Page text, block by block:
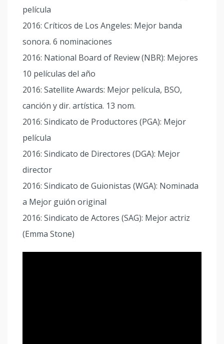
película
2016: Críticos de Los Angeles: Mejor banda
sonora. 6 nominaciones
2016: National Board of Review (NBR): Mejores
10 películas del año
2016: Satellite Awards: Mejor película, BSO,
canción y dir. artística. 13 nom.
2016: Sindicato de Productores (PGA): Mejor
película
2016: Sindicato de Directores (DGA): Mejor
director
2016: Sindicato de Guionistas (WGA): Nominada
a Mejor guión original
2016: Sindicato de Actores (SAG): Mejor actriz
(Emma Stone)